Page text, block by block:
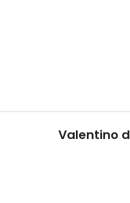
Valentino